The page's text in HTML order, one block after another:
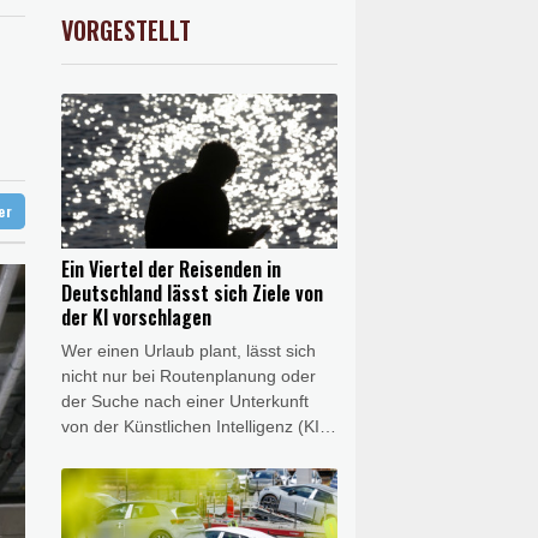
bei Exporten
Tief
getagt
1.72%
0.05%
VORGESTELLT
Ein Viertel der Reisenden in
Deutschland lässt sich Ziele von
der KI vorschlagen
Wer einen Urlaub plant, lässt sich
nicht nur bei Routenplanung oder
der Suche nach einer Unterkunft
von der Künstlichen Intelligenz (KI)
bei der Suche nach einem
Urlaubsziel. In einer am Freitag
veröffentlichten Umfrage des